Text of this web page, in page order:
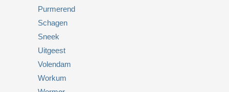
Purmerend
Schagen
Sneek
Uitgeest
Volendam
Workum